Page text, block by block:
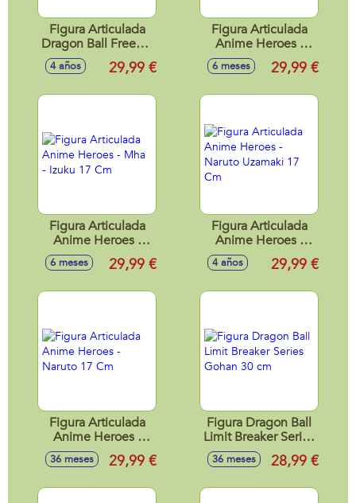
Figura Articulada
Dragon Ball Freezer
Visor - Dragon Stars
17 Cm
4 años 29,99 €
Figura Articulada
Anime Heroes -
One Piece - Luffy
17 Cm
6 meses 29,99 €
Figura Articulada
Anime Heroes -
Mha - Izuku 17 Cm
6 meses 29,99 €
Figura Articulada
Anime Heroes -
Naruto Uzamaki 17
4 años 29,99 €
Figura Articulada
Anime Heroes -
Naruto 17 Cm
36 meses 29,99 €
Figura Dragon Ball
Limit Breaker Series
Gohan 30 cm
36 meses 28,99 €